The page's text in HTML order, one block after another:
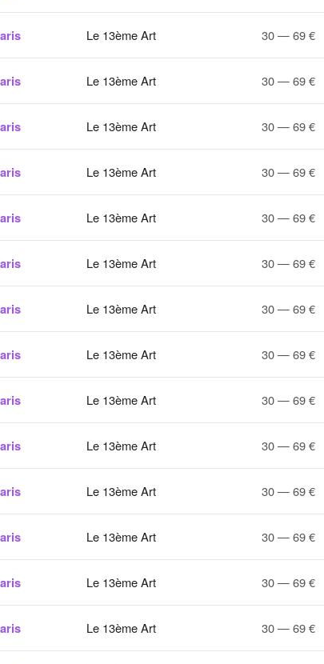
Le 13ème Art 30 — 69 €
Le 13ème Art 30 — 69 €
Le 13ème Art 30 — 69 €
Le 13ème Art 30 — 69 €
Le 13ème Art 30 — 69 €
Le 13ème Art 30 — 69 €
Le 13ème Art 30 — 69 €
Le 13ème Art 30 — 69 €
Le 13ème Art 30 — 69 €
Le 13ème Art 30 — 69 €
Le 13ème Art 30 — 69 €
Le 13ème Art 30 — 69 €
Le 13ème Art 30 — 69 €
Le 13ème Art 30 — 69 €